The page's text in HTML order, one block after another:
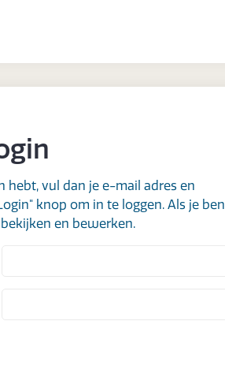
hebt, vul dan je e-mail adres en
knop om in te loggen. Als je
en bewerken.